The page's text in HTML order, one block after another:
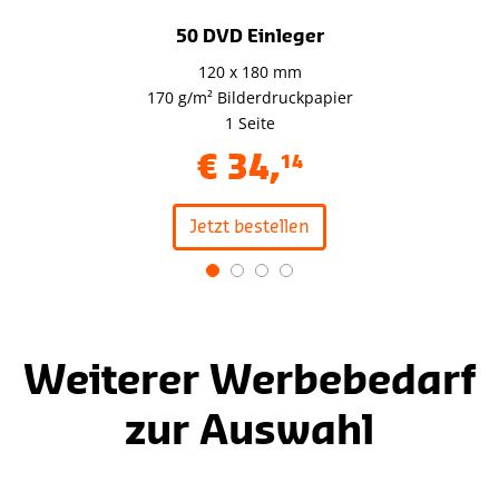
50 DVD Einleger
120 x 180 mm
170 g/m² Bilderdruckpapier
1 Seite
€ 34,14
Jetzt bestellen
Weiterer Werbebedarf
zur Auswahl